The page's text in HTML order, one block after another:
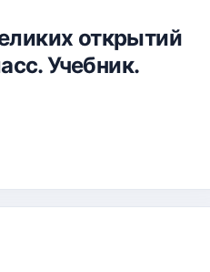
открытий
Учебник.